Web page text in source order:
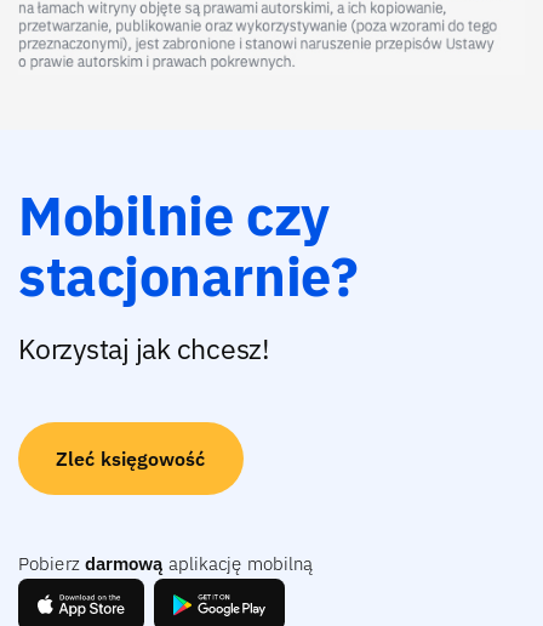
Mobilnie czy
stacjonarnie?
Korzystaj jak chcesz!
Zleć księgowość
Pobierz darmową aplikację mobilną